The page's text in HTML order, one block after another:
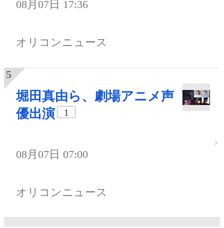
08月07日 17:36
オリコンニュース
堀田真由ら、劇場アニメ声
優出演
1
08月07日 07:00
オリコンニュース